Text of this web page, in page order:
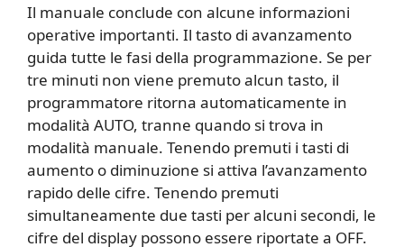
Il manuale conclude con alcune informazioni
operative importanti. Il tasto di avanzamento
guida tutte le fasi della programmazione. Se per
tre minuti non viene premuto alcun tasto, il
programmatore ritorna automaticamente in
modalità AUTO, tranne quando si trova in
modalità manuale. Tenendo premuti i tasti di
aumento o diminuzione si attiva l’avanzamento
rapido delle cifre. Tenendo premuti
simultaneamente due tasti per alcuni secondi, le
cifre del display possono essere riportate a OFF.